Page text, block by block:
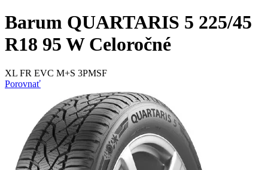
Barum QUARTARIS 5 225/45
R18 95 W Celoročné
XL FR EVC M+S 3PMSF
Porovnať